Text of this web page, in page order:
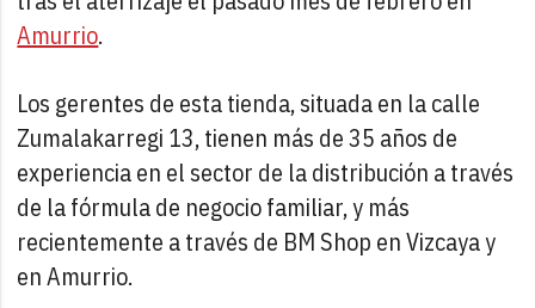
Amurrio.
Los gerentes de esta tienda, situada en la calle
Zumalakarregi 13, tienen más de 35 años de
experiencia en el sector de la distribución a través
de la fórmula de negocio familiar, y más
recientemente a través de BM Shop en Vizcaya y
en Amurrio.